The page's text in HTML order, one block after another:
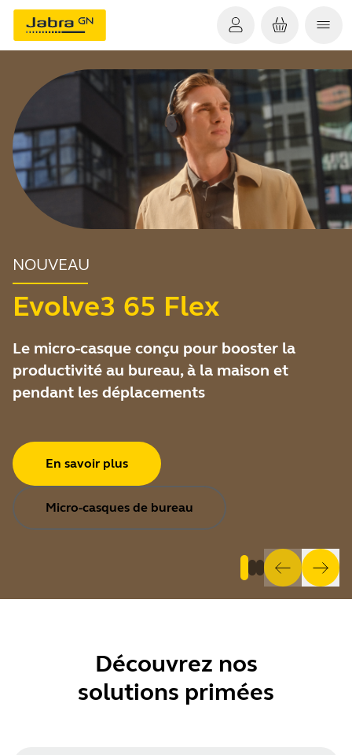
NOUVEAU
Evolve3 65 Flex
Le micro-casque conçu pour booster la
productivité au bureau, à la maison et
pendant les déplacements
En savoir plus
Micro-casques de bureau
Découvrez nos
solutions primées